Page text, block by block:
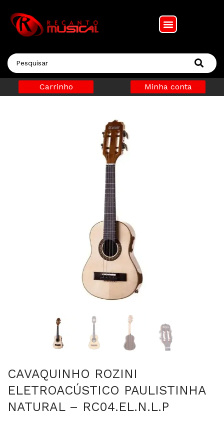
Carrinho Minha conta
CAVAQUINHO ROZINI
ELETROACÚSTICO PAULISTINHA
NATURAL – RC04.EL.N.L.P